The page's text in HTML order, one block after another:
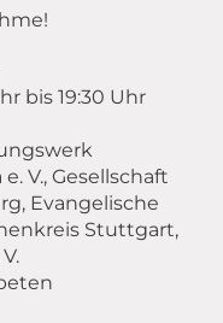
bis 19:30 Uhr
V., Gesellschaft
Evangelische
Stuttgart,